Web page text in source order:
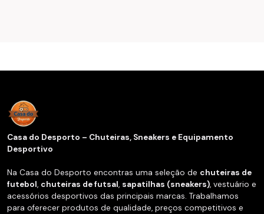
Casa do Desporto – Chuteiras, Sneakers e Equipamento
Desportivo
Na Casa do Desporto encontras uma seleção de chuteiras de
futebol, chuteiras de futsal, sapatilhas (sneakers), vestuário e
acessórios desportivos das principais marcas. Trabalhamos
para oferecer produtos de qualidade, preços competitivos e